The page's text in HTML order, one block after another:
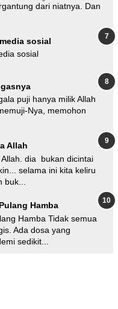
dari niatnya. Dan
sosial
sosial
Nya, memohon
Allah
dia bukan dicintai
selama ini kita keliru
buk...
Hamba
Hamba Tidak semua
Ada dosa yang
sedikit...